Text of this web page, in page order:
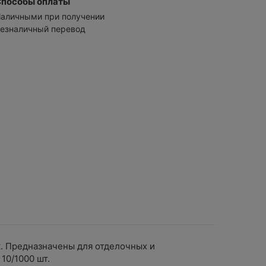
при получении
перевод
Предназначены для отделочных и
1000 шт.